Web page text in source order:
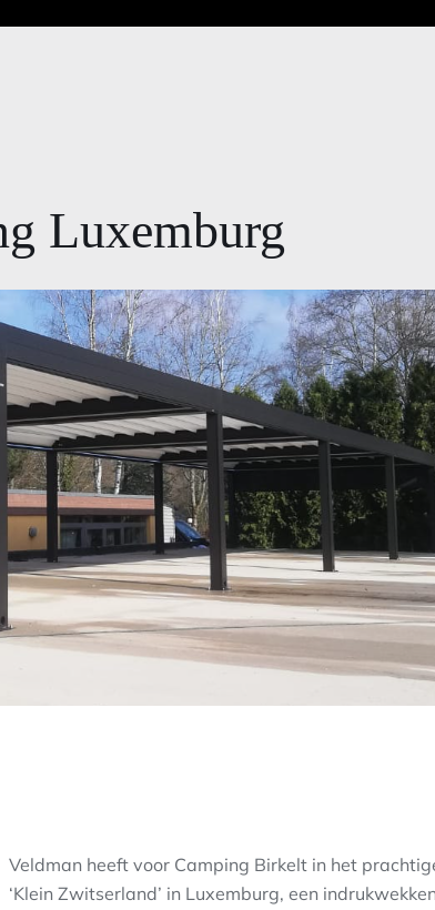
Luxemburg
Veldman heeft voor Camping Birkelt in het
‘Klein Zwitserland’ in Luxemburg, een